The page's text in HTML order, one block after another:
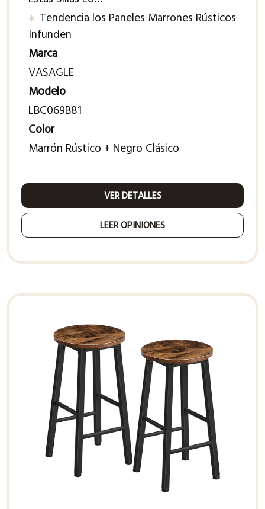
Tendencia los Paneles Marrones Rústicos
Infunden
Marca
VASAGLE
Modelo
LBC069B81
Color
Marrón Rústico + Negro Clásico
VER DETALLES
LEER OPINIONES